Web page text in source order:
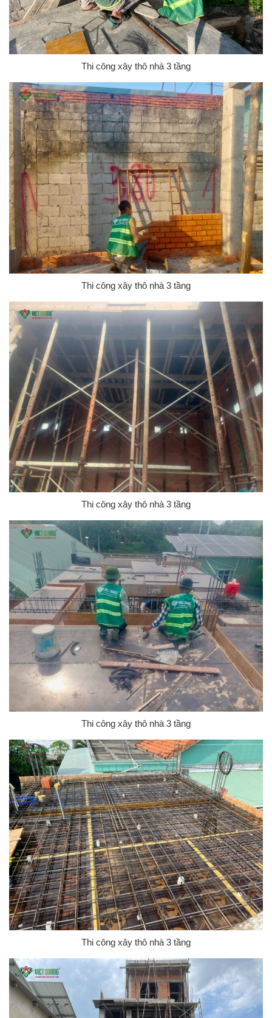
Thi công xây thô nhà 3 tầng
Thi công xây thô nhà 3 tầng
Thi công xây thô nhà 3 tầng
Thi công xây thô nhà 3 tầng
Thi công xây thô nhà 3 tầng